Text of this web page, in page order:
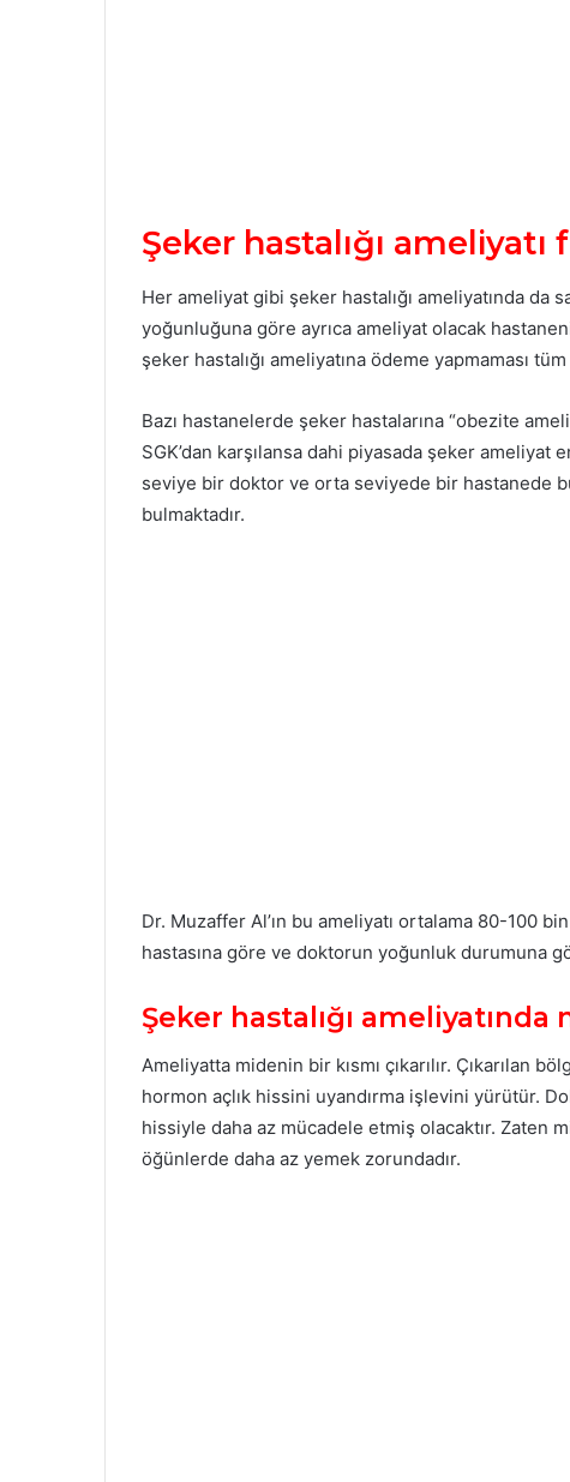
Şeker hastalığı ameliyatı
Her ameliyat gibi şeker hastalığı ameliyatında
yoğunluğuna göre ayrıca ameliyat olacak
şeker hastalığı ameliyatına ödeme yapmaması
Bazı hastanelerde şeker hastalarına “obezite
SGK’dan karşılansa dahi piyasada şeker ameliyat
seviye bir doktor ve orta seviyede bir hastanede
bulmaktadır.
Dr. Muzaffer Al’ın bu ameliyatı ortalama 80-100
hastasına göre ve doktorun yoğunluk durumuna
Şeker hastalığı ameliyatında
Ameliyatta midenin bir kısmı çıkarılır. Çıkarılan
hormon açlık hissini uyandırma işlevini yürütür.
hissiyle daha az mücadele etmiş olacaktır. Zaten
öğünlerde daha az yemek zorundadır.